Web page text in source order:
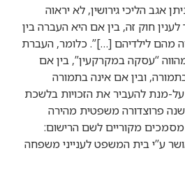
אגב הליכי גירושין, לא יראוה
חוק זה, בין אם היא העברה בין
מהם לילדיהם […]”. כלומר, העברת
מהווה “עסקה במקרקעין”, בין אם
ובין אם אינה בתמורה
על-מנת להעביר את הזכויות בלשכת
פרוצדורה משפטית מהירה
מסמכים מקוריים לשם הרישום:
ע”י בית המשפט לענייני משפחה